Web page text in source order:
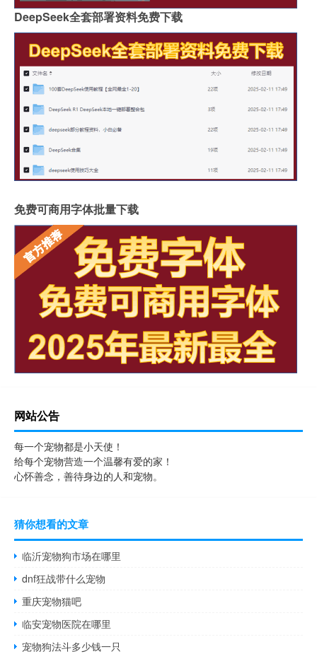
DeepSeek全套部署资料免费下载
免费可商用字体批量下载
网站公告
每一个宠物都是小天使！
给每个宠物营造一个温馨有爱的家！
心怀善念，善待身边的人和宠物。
猜你想看的文章
临沂宠物狗市场在哪里
dnf狂战带什么宠物
重庆宠物猫吧
临安宠物医院在哪里
宠物狗法斗多少钱一只